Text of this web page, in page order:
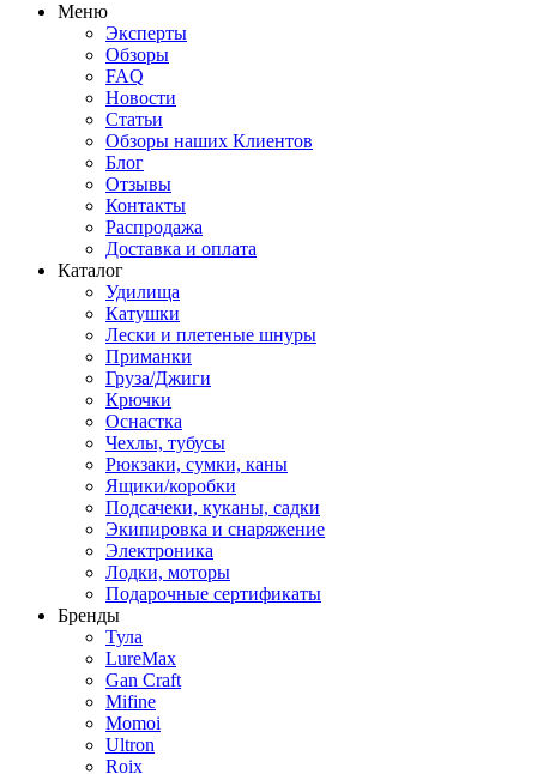
Меню
Эксперты
Обзоры
FAQ
Новости
Статьи
Обзоры наших Клиентов
Блог
Отзывы
Контакты
Распродажа
Доставка и оплата
Каталог
Удилища
Катушки
Лески и плетеные шнуры
Приманки
Груза/Джиги
Крючки
Оснастка
Чехлы, тубусы
Рюкзаки, сумки, каны
Ящики/коробки
Подсачеки, куканы, садки
Экипировка и снаряжение
Электроника
Лодки, моторы
Подарочные сертификаты
Бренды
Тула
LureMax
Gan Craft
Mifine
Momoi
Ultron
Roix